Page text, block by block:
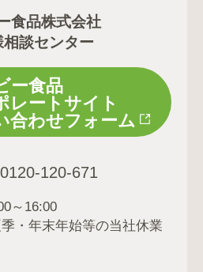
食品株式会社
相談センター
ー食品
レートサイト
合わせフォーム
0120-120-671
～16:00
季・年末年始等の当社休業